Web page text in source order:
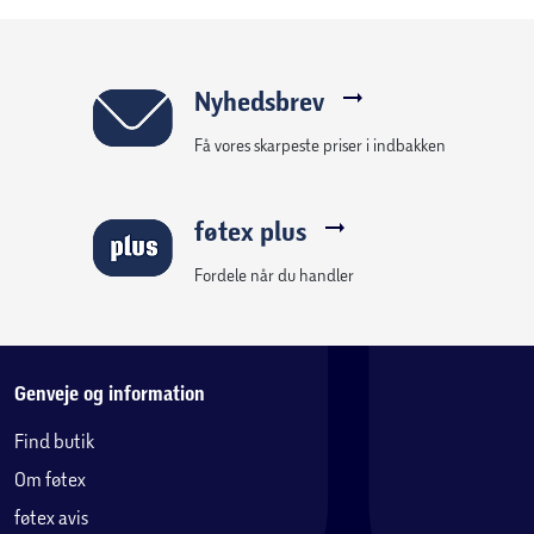
Nyhedsbrev
Få vores skarpeste priser i indbakken
føtex plus
Fordele når du handler
Genveje og information
Find butik
Om føtex
føtex avis